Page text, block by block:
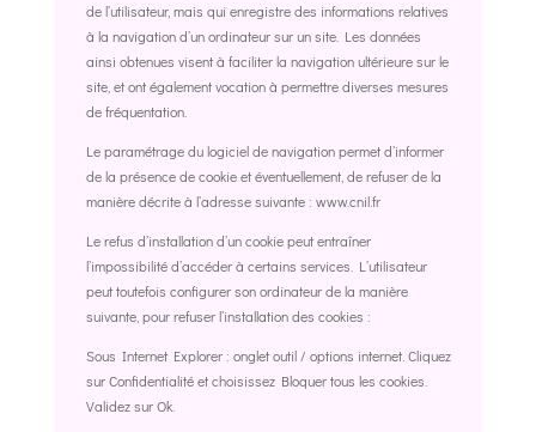
de l’utilisateur, mais qui enregistre des informations relatives
à la navigation d’un ordinateur sur un site. Les données
ainsi obtenues visent à faciliter la navigation ultérieure sur le
site, et ont également vocation à permettre diverses mesures
de fréquentation.
Le paramétrage du logiciel de navigation permet d’informer
de la présence de cookie et éventuellement, de refuser de la
manière décrite à l’adresse suivante : www.cnil.fr
Le refus d’installation d’un cookie peut entraîner
l’impossibilité d’accéder à certains services. L’utilisateur
peut toutefois configurer son ordinateur de la manière
suivante, pour refuser l’installation des cookies :
Sous Internet Explorer : onglet outil / options internet. Cliquez
sur Confidentialité et choisissez Bloquer tous les cookies.
Validez sur Ok.